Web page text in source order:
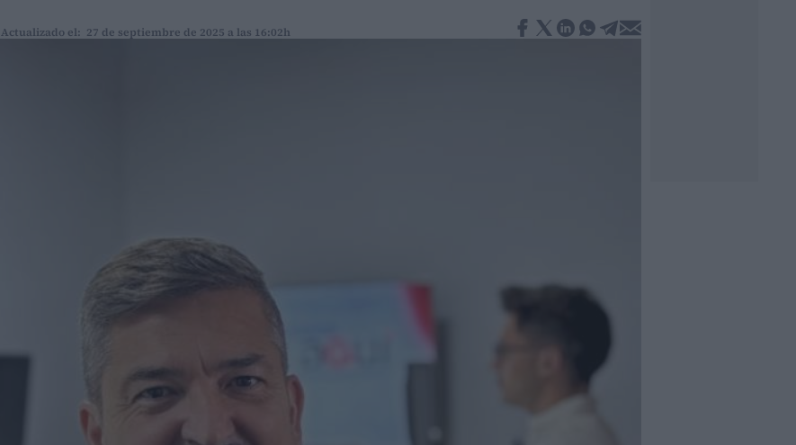
Actualizado el: 27 de septiembre de 2025 a las 16:02h